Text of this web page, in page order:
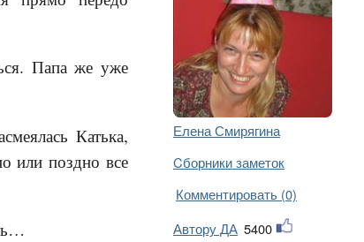
Папа же уже
Катька,
или поздно все
Елена Смирягина
Cборники заметок
Комментировать (0)
Автору ДА 5400